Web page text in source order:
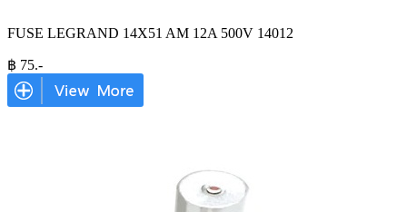
FUSE LEGRAND 14X51 AM 12A 500V 14012
฿ 75.-